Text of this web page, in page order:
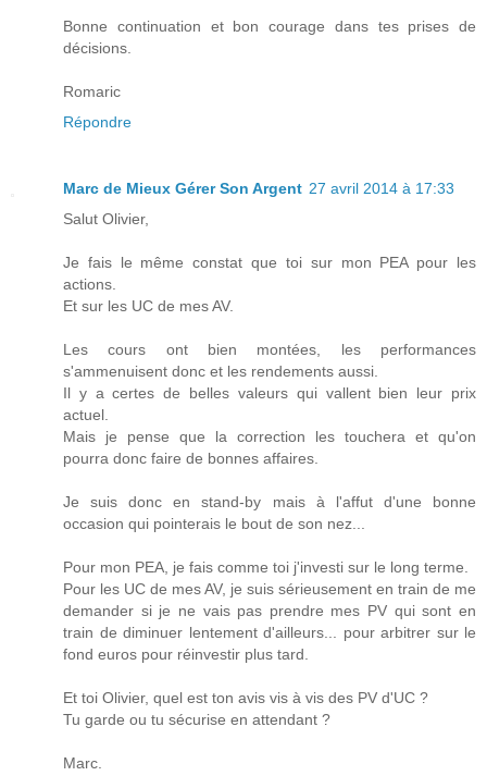
Bonne continuation et bon courage dans tes prises de
décisions.
Romaric
Répondre
Marc de Mieux Gérer Son Argent 27 avril 2014 à 17:33
Salut Olivier,
Je fais le même constat que toi sur mon PEA pour les
actions.
Et sur les UC de mes AV.
Les cours ont bien montées, les performances
s'ammenuisent donc et les rendements aussi.
Il y a certes de belles valeurs qui vallent bien leur prix
actuel.
Mais je pense que la correction les touchera et qu'on
pourra donc faire de bonnes affaires.
Je suis donc en stand-by mais à l'affut d'une bonne
occasion qui pointerais le bout de son nez...
Pour mon PEA, je fais comme toi j'investi sur le long terme.
Pour les UC de mes AV, je suis sérieusement en train de me
demander si je ne vais pas prendre mes PV qui sont en
train de diminuer lentement d'ailleurs... pour arbitrer sur le
fond euros pour réinvestir plus tard.
Et toi Olivier, quel est ton avis vis à vis des PV d'UC ?
Tu garde ou tu sécurise en attendant ?
Marc.